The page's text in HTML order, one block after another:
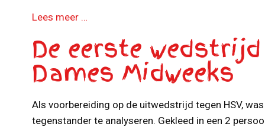
Lees meer …
De eerste wedstrijd
Dames Midweeks
Als voorbereiding op de uitwedstrijd tegen HSV,
tegenstander te analyseren. Gekleed in een 2